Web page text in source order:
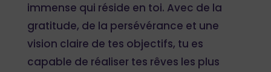
immense qui réside en toi. Avec de la
gratitude, de la persévérance et une
vision claire de tes objectifs, tu es
capable de réaliser tes rêves les plus